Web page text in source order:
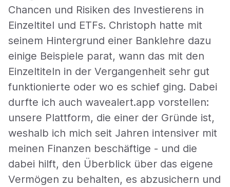
Chancen und Risiken des Investierens in
Einzeltitel und ETFs. Christoph hatte mit
seinem Hintergrund einer Banklehre dazu
einige Beispiele parat, wann das mit den
Einzeltiteln in der Vergangenheit sehr gut
funktionierte oder wo es schief ging. Dabei
durfte ich auch wavealert.app vorstellen:
unsere Plattform, die einer der Gründe ist,
weshalb ich mich seit Jahren intensiver mit
meinen Finanzen beschäftige - und die
dabei hilft, den Überblick über das eigene
Vermögen zu behalten, es abzusichern und